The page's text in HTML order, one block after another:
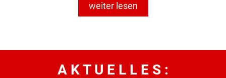
weiter lesen
A K T U E L L E S :